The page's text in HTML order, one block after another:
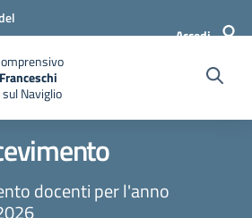
Accedi
Naviglio
docenti per l'anno